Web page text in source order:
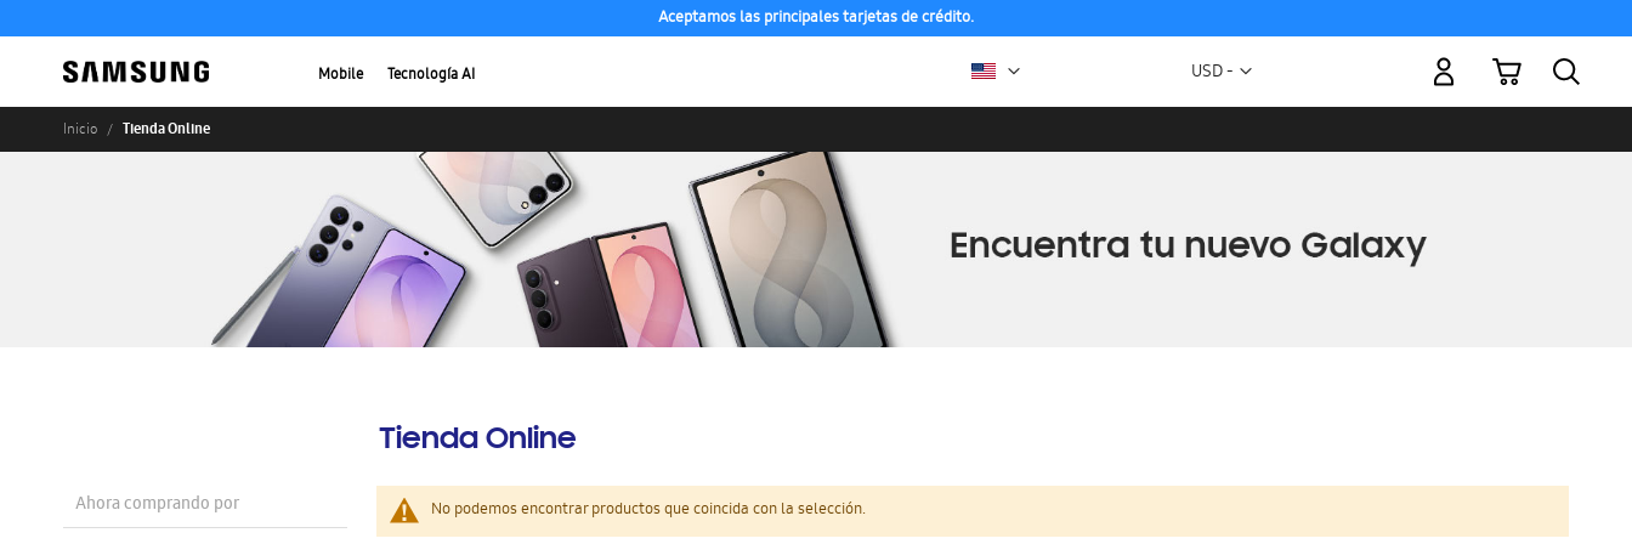
Aceptamos las principales tarjetas de crédito.
Mobile Tecnología AI Moneda
USD -
Mi carrito
Inicio Tienda Online
Tienda Online
No podemos encontrar productos que coincida con la selección.
Ahora comprando por